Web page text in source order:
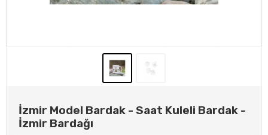
İzmir Model Bardak - Saat Kuleli Bardak -
İzmir Bardağı